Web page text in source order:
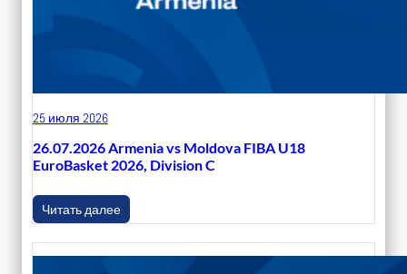
25 июля 2026
26.07.2026 Armenia vs Moldova FIBA U18
EuroBasket 2026, Division C
Читать далее